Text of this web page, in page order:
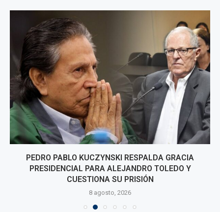
PEDRO PABLO KUCZYNSKI RESPALDA GRACIA
PRESIDENCIAL PARA ALEJANDRO TOLEDO Y
CUESTIONA SU PRISIÓN
8 agosto, 2026